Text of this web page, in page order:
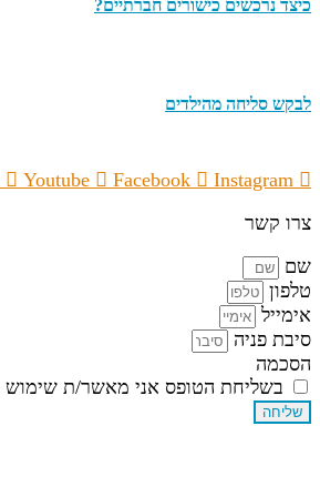
כיצד נרכשים כישורים חברתיים?
לבקש סליחה מהילדים
Youtube Facebook
Instagram
צרו קשר
שם
טלפון
אימייל
סיבת פניה
הסכמה
בשליחת הטופס אני מאשר/ת שימוש
שליחה